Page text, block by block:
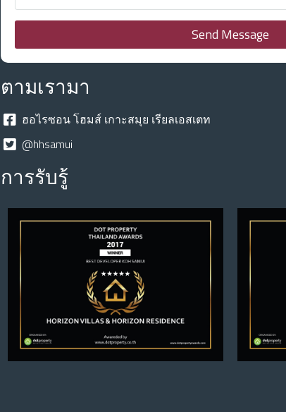
Send Message
ตามเรามา
ฮอไรซอน โฮมส์ เกาะสมุย เรียลเอสเตท
@hhsamui
การรับรู้